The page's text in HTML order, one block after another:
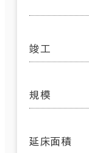
竣工
規模
延床面積